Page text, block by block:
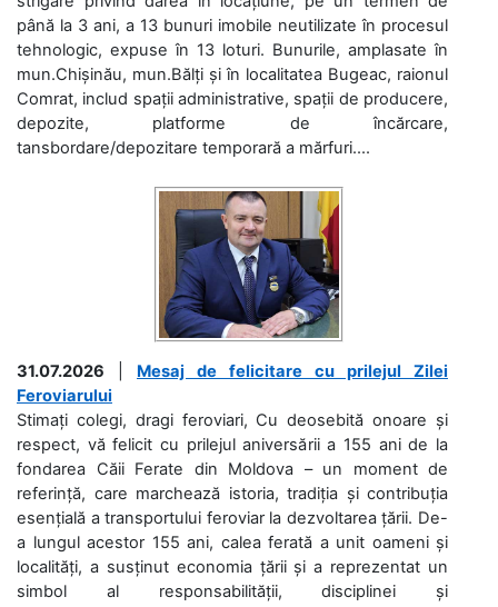
până la 3 ani, a 13 bunuri imobile neutilizate în procesul
tehnologic, expuse în 13 loturi. Bunurile, amplasate în
mun.Chișinău, mun.Bălți și în localitatea Bugeac, raionul
Comrat, includ spații administrative, spații de producere,
depozite, platforme de încărcare,
tansbordare/depozitare temporară a mărfuri....
31.07.2026
Mesaj de felicitare cu prilejul Zilei
Feroviarului
Stimați colegi, dragi feroviari, Cu deosebită onoare și
respect, vă felicit cu prilejul aniversării a 155 ani de la
fondarea Căii Ferate din Moldova – un moment de
referință, care marchează istoria, tradiția și contribuția
esențială a transportului feroviar la dezvoltarea țării. De-
a lungul acestor 155 ani, calea ferată a unit oameni și
localități, a susținut economia țării și a reprezentat un
simbol al responsabilității, disciplinei și